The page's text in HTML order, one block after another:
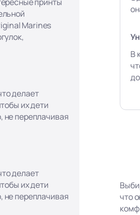
принты
Marines
делает
их дети
не переплачивая
делает
их дети
не переплачивая
В
что